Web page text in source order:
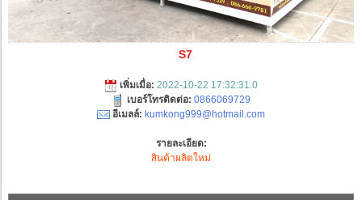
S7
เพิ่มเมื่อ: 2022-10-22 17:32:31.0
เบอร์โทรติดต่อ: 0866069729
อีเมลล์: kumkong999@hotmail.com
รายละเอียด:
สินค้าผลิตใหม่